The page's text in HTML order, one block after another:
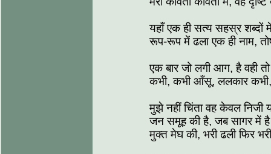
यहाँ एक ही सत्य सहस्र शब्दों
रूप-रूप में ढला एक ही नाम,
एक बार जो लगी आग, है वही
कभी, कभी आँसू, ललकार
मुझे नहीं चिंता वह केवल निजी
जन समूह की है, जब सागर में है
मुक्त मेघ की, भरी ढली फिर